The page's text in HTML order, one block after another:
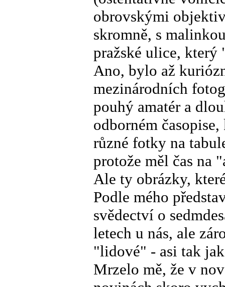
obrovskými
skromně, s
pražské ulice, který
Ano, bylo až
mezinárodních
pouhý amatér a
odborném
různé fotky na
protože měl čas na
Ale ty obrázky,
Podle mého
svědectví o
letech u nás, ale
"lidové" - asi tak
Mrzelo mě, že v